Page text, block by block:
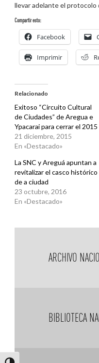
llevar adelante el
Compartir esto:
Facebook
Imprimir
Relacionado
Exitoso “Circuito Cultural
de Ciudades” de Aregua e
Ypacarai para cerrar el 2015
21 diciembre, 2015
En «Destacado»
La SNC y Areguá apuntan a
revitalizar el casco histórico
de a ciudad
23 octubre, 2016
En «Destacado»
ARCHIVO
BIBLIOTECA